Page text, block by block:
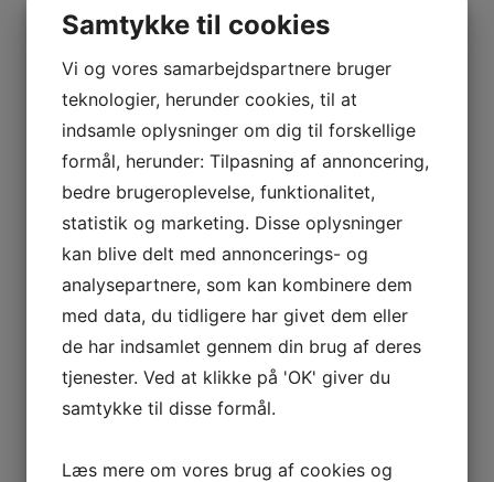
Samtykke til cookies
Vi og vores samarbejdspartnere bruger
teknologier, herunder cookies, til at
indsamle oplysninger om dig til forskellige
formål, herunder: Tilpasning af annoncering,
bedre brugeroplevelse, funktionalitet,
statistik og marketing. Disse oplysninger
kan blive delt med annoncerings- og
analysepartnere, som kan kombinere dem
med data, du tidligere har givet dem eller
de har indsamlet gennem din brug af deres
tjenester. Ved at klikke på 'OK' giver du
samtykke til disse formål.
Læs mere om vores brug af cookies og